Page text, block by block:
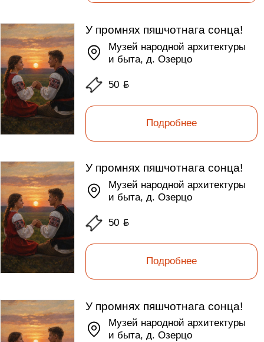
У промнях пяшчотнага сонца!
Музей народной архитектуры
и быта, д. Озерцо
50ƃ
Подробнее
У промнях пяшчотнага сонца!
Музей народной архитектуры
и быта, д. Озерцо
50ƃ
Подробнее
У промнях пяшчотнага сонца!
Музей народной архитектуры
и быта, д. Озерцо